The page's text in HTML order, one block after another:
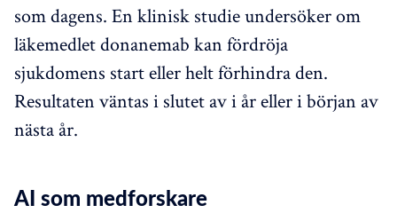
som dagens. En klinisk studie undersöker om
läkemedlet donanemab kan fördröja
sjukdomens start eller helt förhindra den.
Resultaten väntas i slutet av i år eller i början av
nästa år.
AI som medforskare